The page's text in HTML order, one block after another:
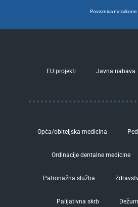
Poveznica na zakone
EU projekti Javna nabava
Opća/obiteljska medicina
Ordinacije dentalne medicine
Patronažna služba
Palijativna skrb